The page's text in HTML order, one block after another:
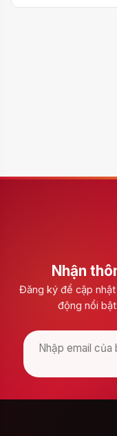
Nhận
Đăng ký để cập
động nổi